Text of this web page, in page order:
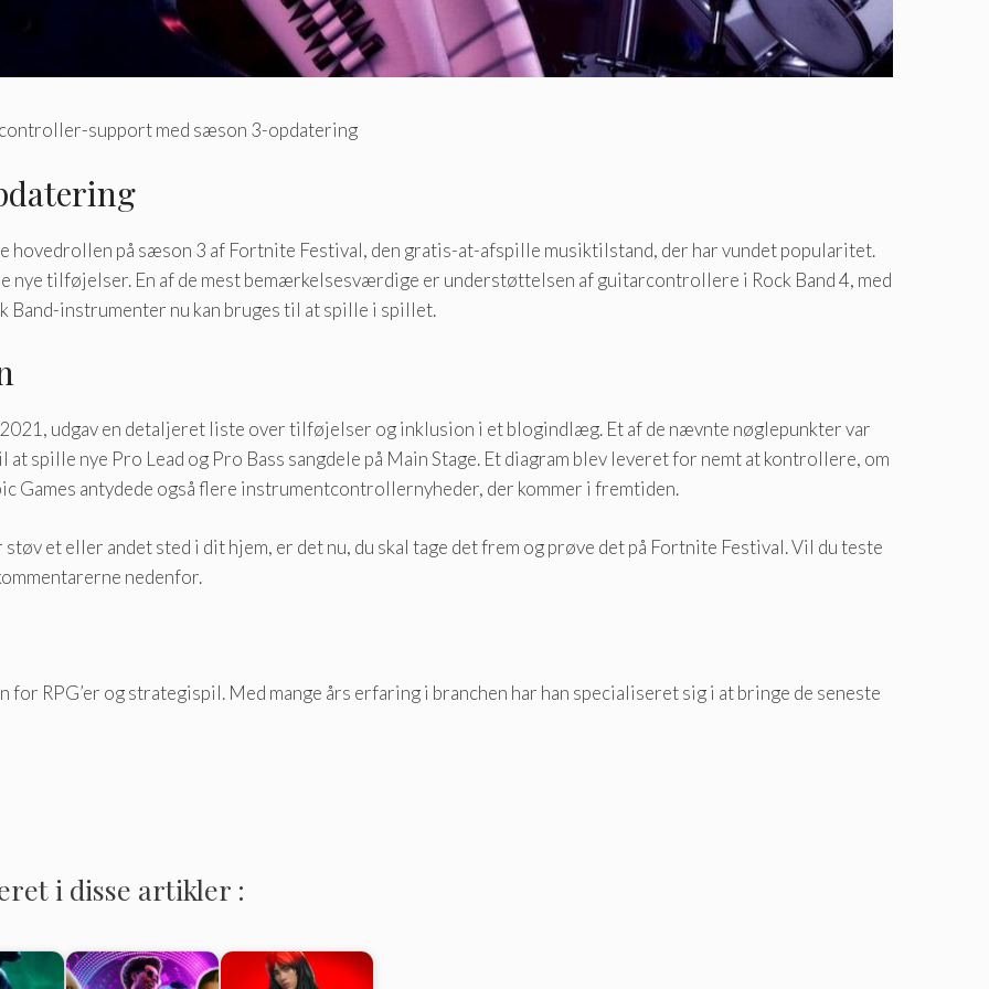
support med sæson 3-opdatering
på sæson 3 af Fortnite Festival, den gratis-at-afspille musiktilstand, der har vundet popularitet.
nye tilføjelser. En af de mest bemærkelsesværdige er understøttelsen af ​​guitarcontrollere i Rock Band 4, med
Band-instrumenter nu kan bruges til at spille i spillet.
udgav en detaljeret liste over tilføjelser og inklusion i et blogindlæg. Et af de nævnte nøglepunkter var
spille nye Pro Lead og Pro Bass sangdele på Main Stage. Et diagram blev leveret for nemt at kontrollere, om
Games antydede også flere instrumentcontrollernyheder, der kommer i fremtiden.
et eller andet sted i dit hjem, er det nu, du skal tage det frem og prøve det på Fortnite Festival. Vil du teste
nedenfor.
RPG’er og strategispil. Med mange års erfaring i branchen har han specialiseret sig i at bringe de seneste
i disse artikler :